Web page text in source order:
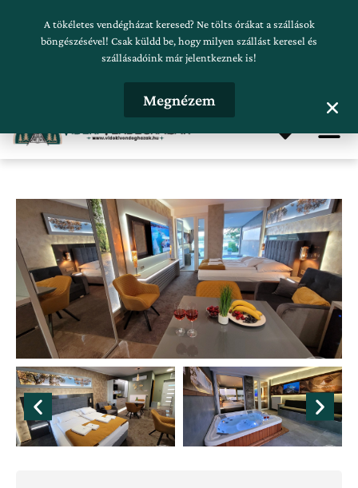
Szálláskeresés beküldése
A tökéletes vendégházat keresed? Ne tölts órákat a szállások
böngészésével! Csak küldd be, hogy milyen szállást keresel és
szállásadóink már jelentkeznek is!
Megnézem